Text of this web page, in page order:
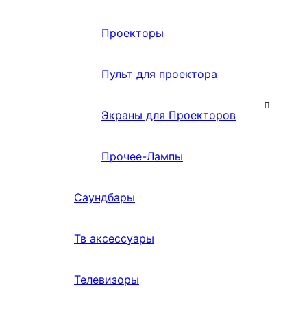
Проекторы
Пульт для проектора
Экраны для Проекторов
Прочее-Лампы
Саундбары
Тв аксессуары
Телевизоры